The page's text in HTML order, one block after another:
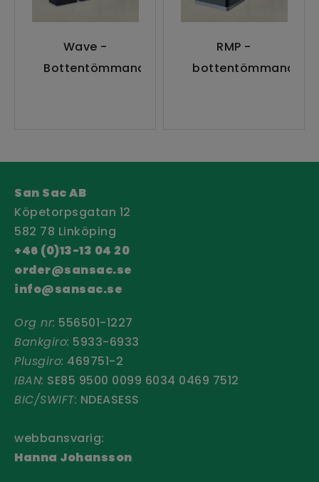
Wave -
Bottentömmande
RMP -
bottentömmande
San Sac AB
Köpetorpsgatan 12
582 78 Linköping
+46 (0)13-13 04 20
order@sansac.se
info@sansac.se
Org nr: 556501-1227
Bankgiro: 5933-6933
Plusgiro: 469751-2
IBAN: SE85 9500 0099 6034 0469 7512
BIC/SWIFT: NDEASESS
webbansvarig:
Hanna Johansson